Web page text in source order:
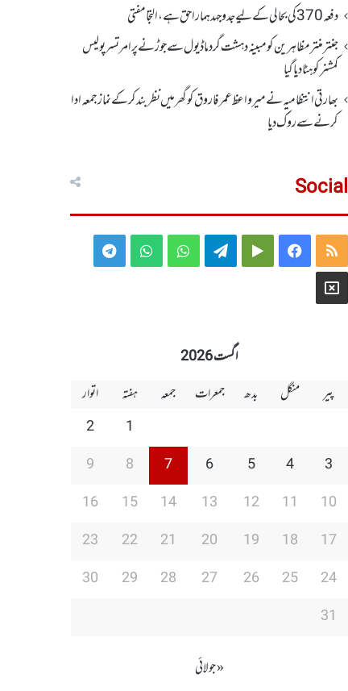
دفعہ370کی بحالی کے لیے جدوجہد ہمارا حق ہے، التجا مفتی
جنتر منتر مظاہرین کو مبینہ دہشت گرد ماڈیول سے جوڑنے پر امرتسر پولیس
کمشنر کو ہٹا دیاگیا
بھارتی انتظامیہ نے میر واعظ عمر فاروق کو گھر میں نظر بندکر کے نماز جمعہ ادا
کرنے سے روک دیا
Social
RSS
Facebook
Google
Telegram
WhatsApp
WhatsApp
Telegram
X
اگست 2026
پیر
منگل بدھ جمعرات جمعہ ہفتہ
اتوار
1
2
3
4
5
6
7
8
9
10
11
12
13
14
15
16
17
18
19
20
21
22
23
24
25
26
27
28
29
30
31
« جولائی